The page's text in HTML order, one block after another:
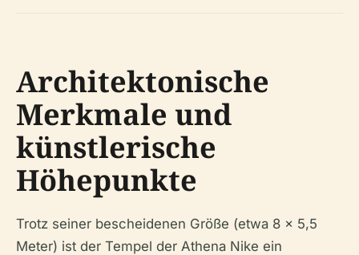
Architektonische
Merkmale und
künstlerische
Höhepunkte
Trotz seiner bescheidenen Größe (etwa 8 x 5,5
Meter) ist der Tempel der Athena Nike ein